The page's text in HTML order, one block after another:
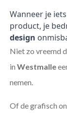
Wanneer je
product, je
design
Niet zo vreemd
in Westmalle
nemen.
Of de grafisch